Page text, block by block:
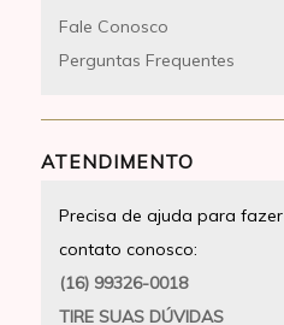
Fale Conosco
Perguntas Frequentes
ATENDIMENTO
Precisa de ajuda para
contato conosco:
(16) 99326-0018
TIRE SUAS DÚVIDAS